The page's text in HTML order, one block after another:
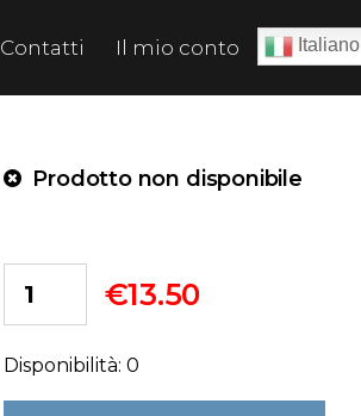
Contatti Il mio conto
Prodotto non disponibile
€13.50
Disponibilità: 0
Italiano